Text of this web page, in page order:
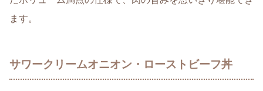
ます。
サワークリームオニオン・ローストビーフ丼